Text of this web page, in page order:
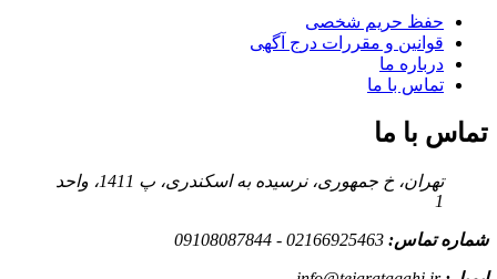
حفظ حریم شخصی
قوانین و مقررات درج آگهی
درباره ما
تماس با ما
تماس با ما
تهران، خ جمهوری، نرسیده به اسکندری، پ 1411، واحد
1
شماره تماس: 02166925463 - 09108087844